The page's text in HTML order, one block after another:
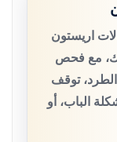
اريستون
مع فحص
توقف
الباب، أو